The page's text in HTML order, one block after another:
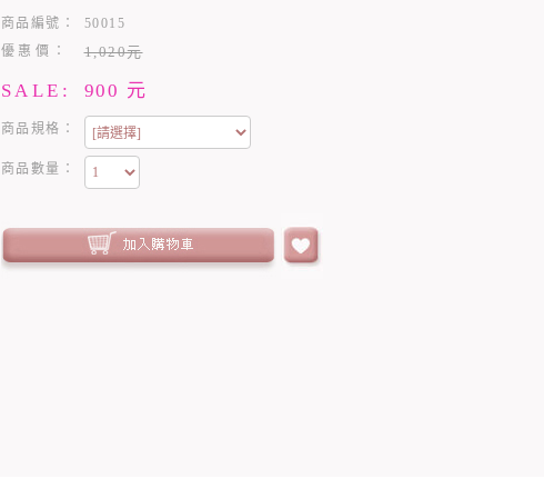
商品編號：
50015
優惠價：
1,020元
SALE: 900 元
商品規格：
商品數量：